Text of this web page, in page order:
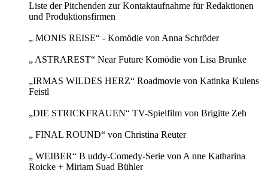
Liste der Pitchenden zur Kontaktaufnahme für Redaktionen
und Produktionsfirmen
„ MONIS REISE“ - Komödie von Anna Schröder
„ ASTRAREST“ Near Future Komödie von Lisa Brunke
„IRMAS WILDES HERZ“ Roadmovie von Katinka Kulens
Feistl
„DIE STRICKFRAUEN“ TV-Spielfilm von Brigitte Zeh
„ FINAL ROUND“ von Christina Reuter
„ WEIBER“ B uddy-Comedy-Serie von A nne Katharina
Roicke + Miriam Suad Bühler